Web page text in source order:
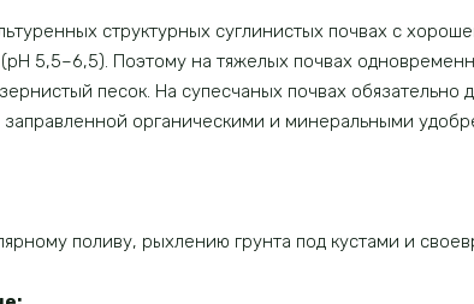
структурных суглинистых почвах с
5,5–6,5). Поэтому на тяжелых почвах
песок. На супесчаных почвах обязательно
органическими и минеральными
поливу, рыхлению грунта под кустами и